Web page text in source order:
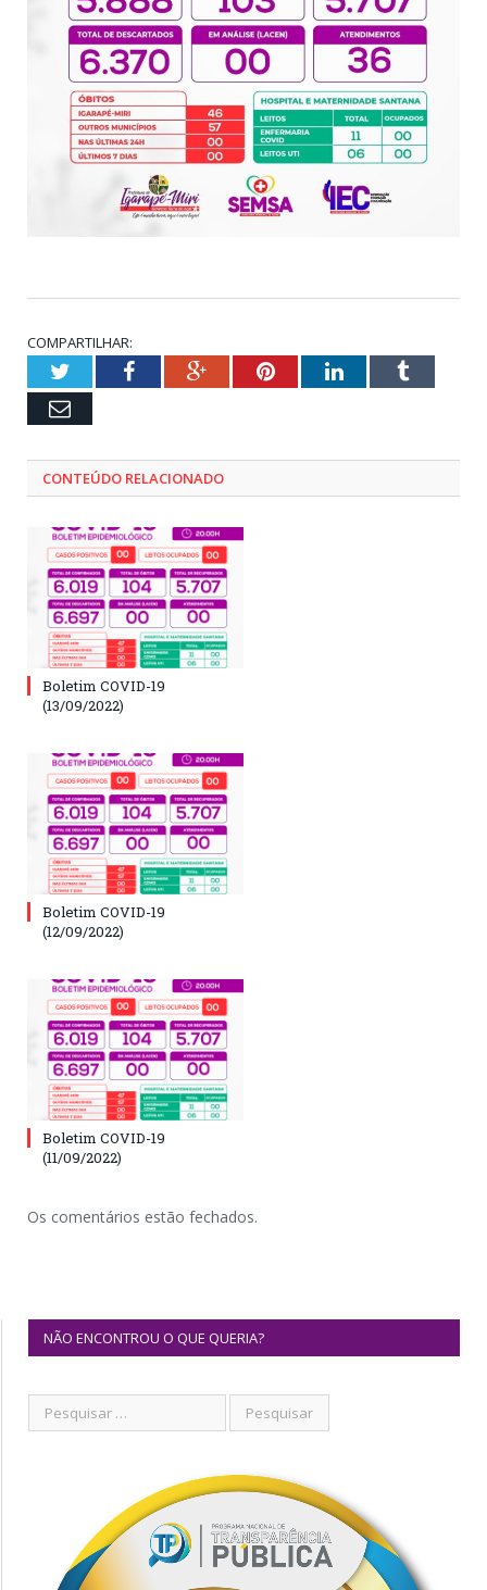
COMPARTILHAR:
TwitterFacebookGoogle+PinterestLinkedInTumblr
Email
CONTEÚDO RELACIONADO
Boletim COVID-19
(13/09/2022)
Boletim COVID-19
(12/09/2022)
Boletim COVID-19
(11/09/2022)
Os comentários estão fechados.
NÃO ENCONTROU O QUE QUERIA?